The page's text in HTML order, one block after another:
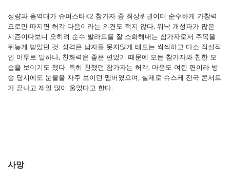
성량과 음역대가 슈퍼스타K2 참가자 중 최상위권이며 순수하게 가창력
으로만 따지면 허각 다음이라는 의견도 적지 않다. 워낙 개성파가 많은
시즌이다보니 오히려 순수 발라드를 잘 소화해내는 참가자로서 주목을
뒤늦게 받았던 것. 성격은 남자들 못지않게 태도는 씩씩하고 다소 직설적
인 어투로 말하나, 친화력은 좋은 편었기 때문에 모든 참가자와 친한 모
습을 보이기도 했다. 특히 친했던 참가자는 허각. 마음도 여린 편이라 방
송 당시에도 눈물을 자주 보이던 멤버였으며, 실제로 슈스케 전국 콘서트
가 끝나고 제일 많이 울었다고 한다.
사망